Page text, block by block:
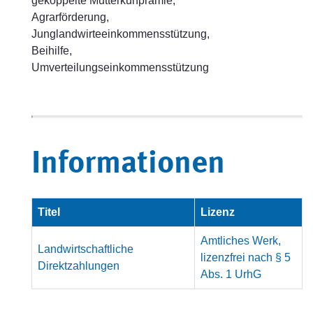
Agrarförderung,
Junglandwirteeinkommensstützung,
Beihilfe,
Umverteilungseinkommensstützung
Informationen
Titel Lizenz
Landwirtschaftliche
Direktzahlungen
Amtliches Werk,
lizenzfrei nach § 5
Abs. 1 UrhG